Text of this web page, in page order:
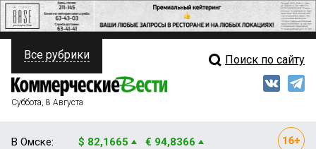
ПОЛИТИКА
ФИНАНСЫ
Свежий выпуск
Все рубрики Поиск по сайту
Суббота, 8 Августа
В Омске: $ 82,1665 € 94,8366